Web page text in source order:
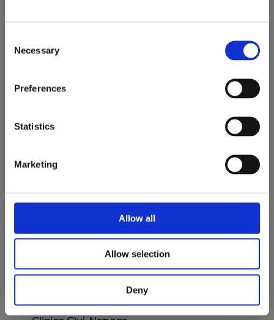
Selection
Necessary
Preferences
Statistics
Marketing
Allow all
Allow selection
Deny
Cluj-Napoca
MEDICUS MENTIS S.R.L.
CUI: 47363363
J12/2676/2023